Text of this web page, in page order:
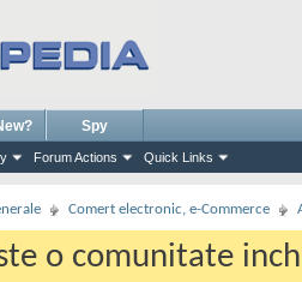
Forum Actions Quick Links
Spy
Comert electronic, e-Commerce
o comunitate